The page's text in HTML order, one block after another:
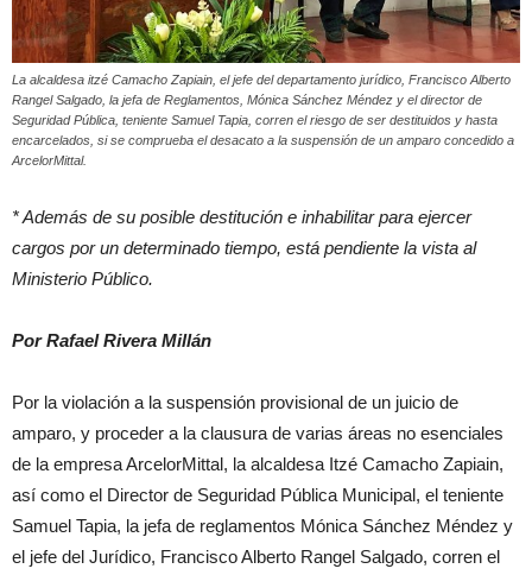
La alcaldesa itzé Camacho Zapiain, el jefe del departamento jurídico, Francisco Alberto
Rangel Salgado, la jefa de Reglamentos, Mónica Sánchez Méndez y el director de
Seguridad Pública, teniente Samuel Tapia, corren el riesgo de ser destituidos y hasta
encarcelados, si se comprueba el desacato a la suspensión de un amparo concedido a
ArcelorMittal.
* Además de su posible destitución e inhabilitar para ejercer
cargos por un determinado tiempo, está pendiente la vista al
Ministerio Público.
Por Rafael Rivera Millán
Por la violación a la suspensión provisional de un juicio de
amparo, y proceder a la clausura de varias áreas no esenciales
de la empresa ArcelorMittal, la alcaldesa Itzé Camacho Zapiain,
así como el Director de Seguridad Pública Municipal, el teniente
Samuel Tapia, la jefa de reglamentos Mónica Sánchez Méndez y
el jefe del Jurídico, Francisco Alberto Rangel Salgado, corren el